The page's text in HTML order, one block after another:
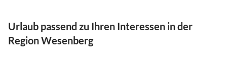
Urlaub passend zu Ihren Interessen in der
Region Wesenberg